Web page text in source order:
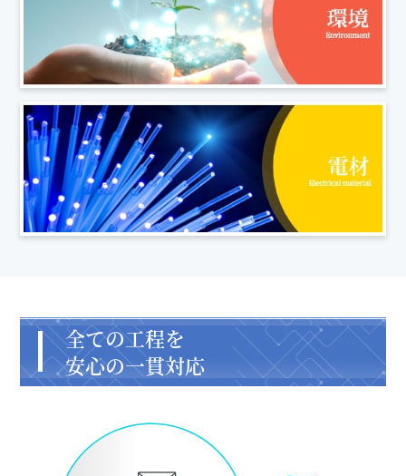
全ての工程を
安心の一貫対応